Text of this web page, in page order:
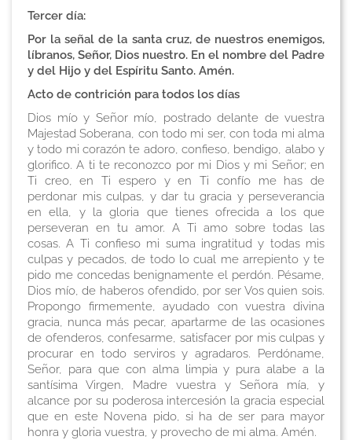
Tercer día:
Por la señal de la santa cruz, de nuestros enemigos,
líbranos, Señor, Dios nuestro. En el nombre del Padre
y del Hijo y del Espíritu Santo. Amén.
Acto de contrición para todos los días
Dios mío y Señor mío, postrado delante de vuestra
Majestad Soberana, con todo mi ser, con toda mi alma
y todo mi corazón te adoro, confieso, bendigo, alabo y
glorifico. A ti te reconozco por mi Dios y mi Señor; en
Ti creo, en Ti espero y en Ti confío me has de
perdonar mis culpas, y dar tu gracia y perseverancia
en ella, y la gloria que tienes ofrecida a los que
perseveran en tu amor. A Ti amo sobre todas las
cosas. A Ti confieso mi suma ingratitud y todas mis
culpas y pecados, de todo lo cual me arrepiento y te
pido me concedas benignamente el perdón. Pésame,
Dios mío, de haberos ofendido, por ser Vos quien sois.
Propongo firmemente, ayudado con vuestra divina
gracia, nunca más pecar, apartarme de las ocasiones
de ofenderos, confesarme, satisfacer por mis culpas y
procurar en todo serviros y agradaros. Perdóname,
Señor, para que con alma limpia y pura alabe a la
santísima Virgen, Madre vuestra y Señora mía, y
alcance por su poderosa intercesión la gracia especial
que en este Novena pido, si ha de ser para mayor
honra y gloria vuestra, y provecho de mi alma. Amén.